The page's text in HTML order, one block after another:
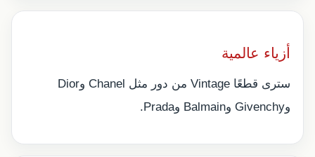
أزياء عالمية
سترى قطعًا Vintage من دور مثل Chanel وDior
وGivenchy وBalmain وPrada.